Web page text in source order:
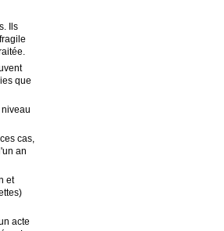
Ils
que
cas,
an
et
acte